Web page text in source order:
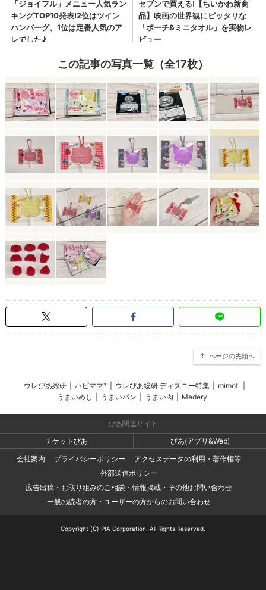
この記事の写真一覧（全17枚）
ページの先頭へ
ウレぴあ総研 ハピママ* ウレぴあ総研 ディズニー特集 mimot.
うまいめし
うまいパン うまい肉 Medery.
ぴあ関連サイト
チケットぴあ
ぴあ(アプリ&Web)
会社案内
プライバシーポリシー
アクセスデータの利用・著作権等
外部送信ポリシー
広告出稿・お取り組みのご相談・情報掲載・その他お問い合わせ
一般の読者の方・ユーザーの方からのお問い合わせ
Copyright (C) PIA Corporation. All Rights Reserved.